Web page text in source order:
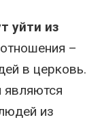
уйти из
–
в церковь.
из